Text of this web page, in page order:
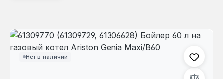
Нет в наличии
Пропустить галерею изображений